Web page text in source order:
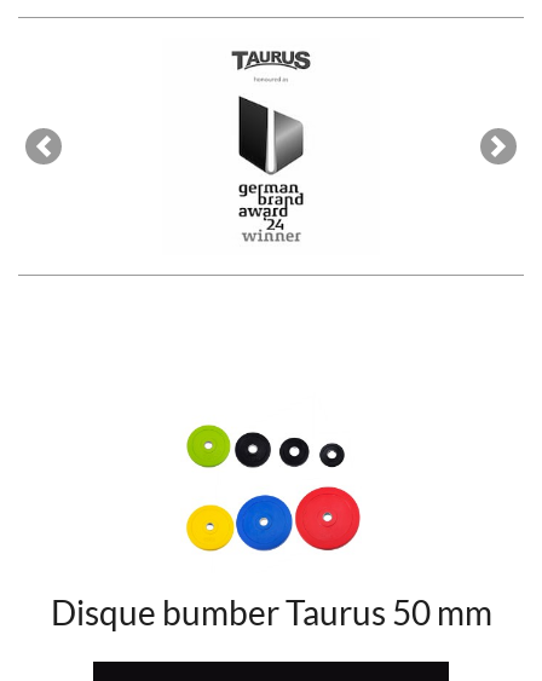
Previous Next
Disque bumber Taurus 50 mm